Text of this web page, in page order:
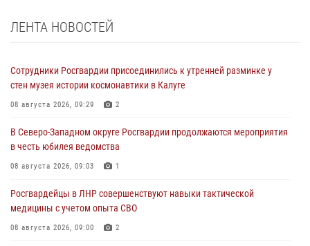
ЛЕНТА НОВОСТЕЙ
Сотрудники Росгвардии присоединились к утренней разминке у
стен музея истории космонавтики в Калуге
08 августа 2026, 09:29 2
В Северо-Западном округе Росгвардии продолжаются мероприятия
в честь юбилея ведомства
08 августа 2026, 09:03 1
Росгвардейцы в ЛНР совершенствуют навыки тактической
медицины с учетом опыта СВО
08 августа 2026, 09:00 2